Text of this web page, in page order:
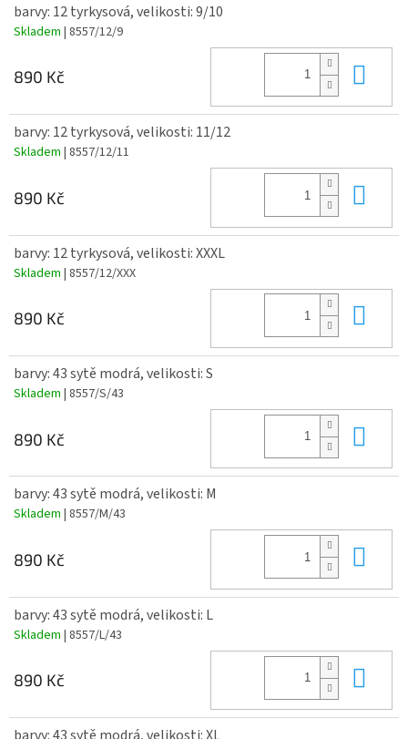
barvy: 12 tyrkysová, velikosti: 9/10
Skladem | 8557/12/9
890 Kč
barvy: 12 tyrkysová, velikosti: 11/12
Skladem | 8557/12/11
890 Kč
barvy: 12 tyrkysová, velikosti: XXXL
Skladem | 8557/12/XXX
890 Kč
barvy: 43 sytě modrá, velikosti: S
Skladem | 8557/S/43
890 Kč
barvy: 43 sytě modrá, velikosti: M
Skladem | 8557/M/43
890 Kč
barvy: 43 sytě modrá, velikosti: L
Skladem | 8557/L/43
890 Kč